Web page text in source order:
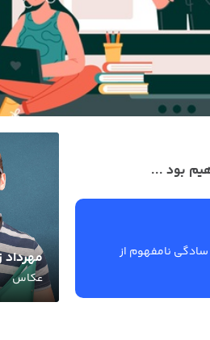
بود ...
نامفهوم از
مهرداد
عکاس